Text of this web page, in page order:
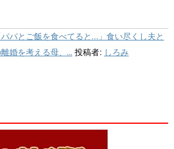
パパとご飯を食べてると…」食い尽くし夫と
婚を考える母、... 投稿者: しろみ